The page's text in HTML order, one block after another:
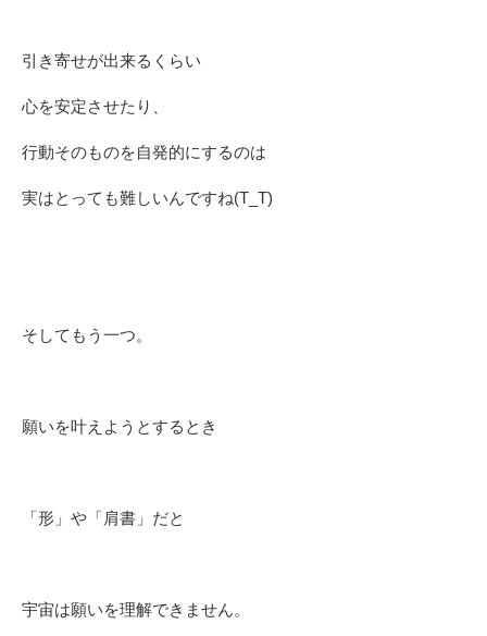
引き寄せが出来るくらい
心を安定させたり、
行動そのものを自発的にするのは
実はとっても難しいんですね(T_T)
そしてもう一つ。
願いを叶えようとするとき
「形」や「肩書」だと
宇宙は願いを理解できません。